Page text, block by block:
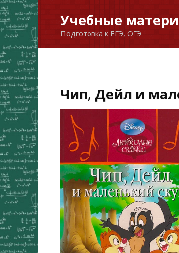
Перейти
к
содержанию
Учебные
Подготовка к ЕГЭ, ОГЭ
Чип, Дейл и